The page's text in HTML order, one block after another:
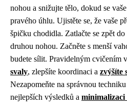
nohou a snižujte tělo, dokud se
pravého úhlu. Ujistěte se, že vaše
špičku chodidla. Zatlačte se zpět
druhou nohou. Začněte s menší
budete sílit. Pravidelným cvičením
svaly, zlepšíte koordinaci a zvýšíte
Nezapomeňte na správnou
nejlepších výsledků a